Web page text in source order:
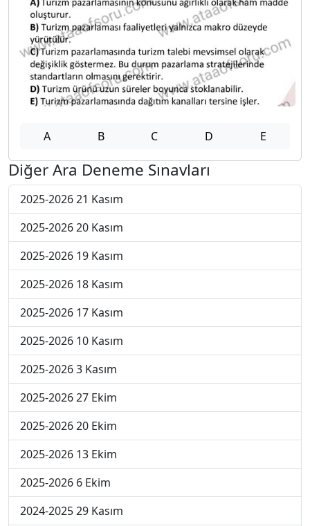
A B C D E
Diğer Ara Deneme Sınavları
2025-2026 21 Kasım
2025-2026 20 Kasım
2025-2026 19 Kasım
2025-2026 18 Kasım
2025-2026 17 Kasım
2025-2026 10 Kasım
2025-2026 3 Kasım
2025-2026 27 Ekim
2025-2026 20 Ekim
2025-2026 13 Ekim
2025-2026 6 Ekim
2024-2025 29 Kasım